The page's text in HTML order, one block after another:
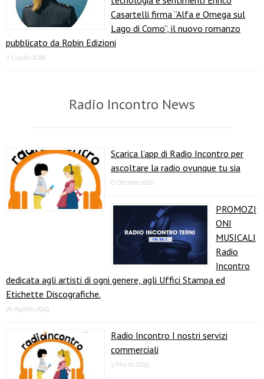
Casartelli firma “Alfa e Omega sul
Lago di Como”, il nuovo romanzo
pubblicato da Robin Edizioni
7 Luglio 2026
Radio Incontro News
Scarica l’app di Radio Incontro per
ascoltare la radio ovunque tu sia
6 Ottobre 2020
PROMOZI
ONI
MUSICALI
Radio
Incontro
dedicata agli artisti di ogni genere, agli Uffici Stampa ed
Etichette Discografiche.
26 Agosto 2019
Radio Incontro I nostri servizi
commerciali
3 Marzo 2019